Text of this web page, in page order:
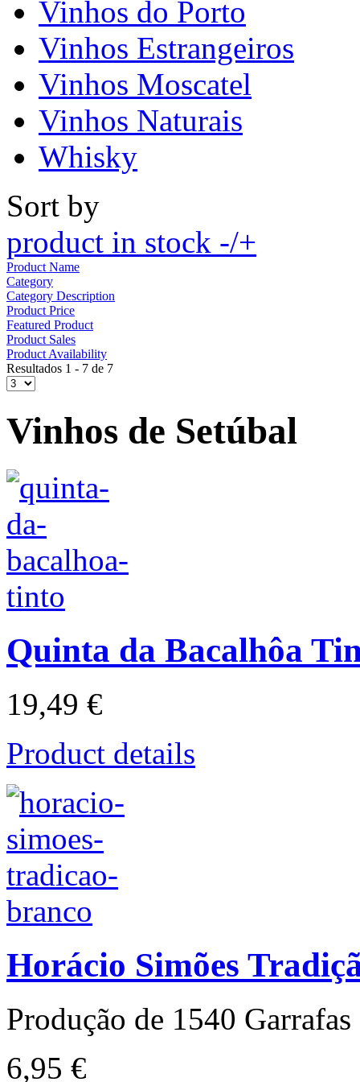
Vinhos do Porto
Vinhos Estrangeiros
Vinhos Moscatel
Vinhos Naturais
Whisky
Sort by
product in stock -/+
Product Name
Category
Category Description
Product Price
Featured Product
Product Sales
Product Availability
Resultados 1 - 7 de 7
Vinhos de Setúbal
Quinta da Bacalhôa
19,49 €
Product details
Horácio Simões
Produção de 1540
6,95 €